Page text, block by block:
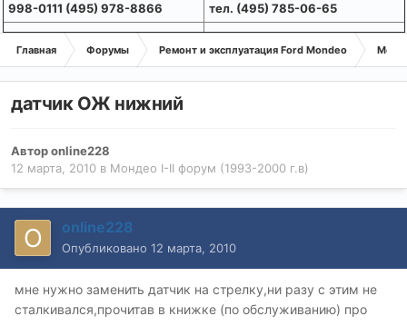
998-0111 (495) 978-8866
тел. (495) 785-06-65
Главная Форумы Ремонт и эксплуатация Ford Mondeo
датчик ОЖ нижний
Авторonline228
12 марта, 2010 в Мондео I-II форум (1993-2000 г.в)
online228
Опубликовано 12 марта, 2010
мне нужно заменить датчик на стрелку,ни разу с этим не
сталкивался,прочитав в книжке (по обслуживанию) про